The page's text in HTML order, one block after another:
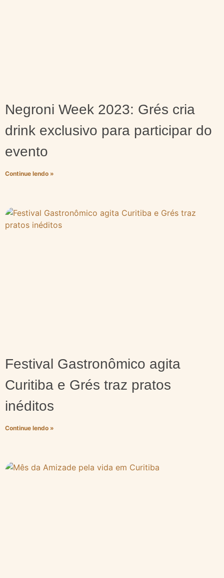
Negroni Week 2023: Grés cria
drink exclusivo para participar do
evento
Continue lendo »
Festival Gastronômico agita
Curitiba e Grés traz pratos
inéditos
Continue lendo »